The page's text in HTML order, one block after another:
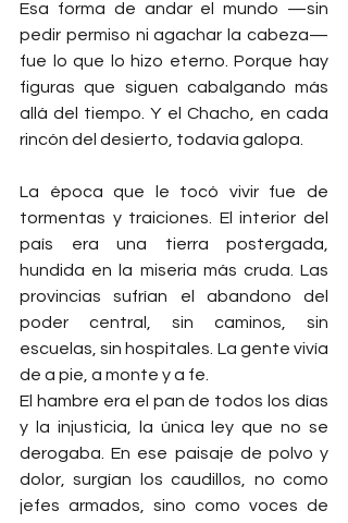
Esa forma de andar el mundo —sin
pedir permiso ni agachar la cabeza—
fue lo que lo hizo eterno. Porque hay
figuras que siguen cabalgando más
allá del tiempo. Y el Chacho, en cada
rincón del desierto, todavía galopa.
La época que le tocó vivir fue de
tormentas y traiciones. El interior del
país era una tierra postergada,
hundida en la miseria más cruda. Las
provincias sufrían el abandono del
poder central, sin caminos, sin
escuelas, sin hospitales. La gente vivía
de a pie, a monte y a fe.
El hambre era el pan de todos los días
y la injusticia, la única ley que no se
derogaba. En ese paisaje de polvo y
dolor, surgían los caudillos, no como
jefes armados, sino como voces de